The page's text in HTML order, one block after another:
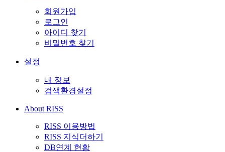
회원가입
로그인
아이디 찾기
비밀번호 찾기
설정
내 정보
검색환경설정
About RISS
RISS 이용방법
RISS 지식더하기
DB연계 현황